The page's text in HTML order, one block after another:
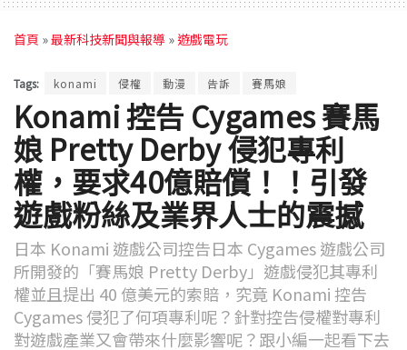
首頁 »最新科技新聞與報導 »遊戲電玩
Tags: konami 侵權 動漫 告訴 賽馬娘
Konami 控告 Cygames 賽馬
娘 Pretty Derby 侵犯專利
權，要求40億賠償！！引發
遊戲粉絲及業界人士的震撼
日本 Konami 遊戲公司控告日本 Cygames 遊戲公司
所開發的「賽馬娘 Pretty Derby」遊戲侵犯其專利
權並且提出 40 億美元的索賠，究竟 Konami 控告
Cygames 侵犯了何項專利呢？針對控告侵權對專利
對遊戲產業又會帶來什麼影響呢？跟小編一起看下去